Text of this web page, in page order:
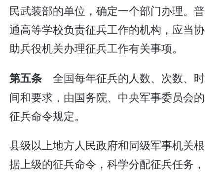
民武装部的单位，确定一个部门办理。普
通高等学校负责征兵工作的机构，应当协
助兵役机关办理征兵工作有关事项。
第五条 全国每年征兵的人数、次数、时
间和要求，由国务院、中央军事委员会的
征兵命令规定。
县级以上地方人民政府和同级军事机关根
据上级的征兵命令，科学分配征兵任务，